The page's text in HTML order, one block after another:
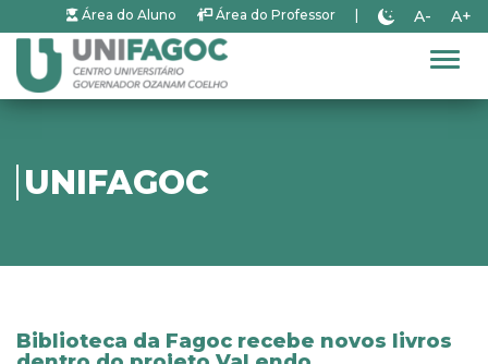
Área do Aluno Área do Professor A- A+
UNIFAGOC
Biblioteca da Fagoc recebe novos livros